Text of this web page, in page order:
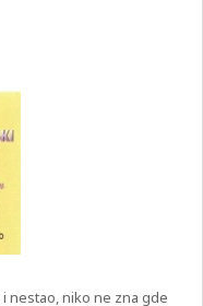
nestao, niko ne zna gde